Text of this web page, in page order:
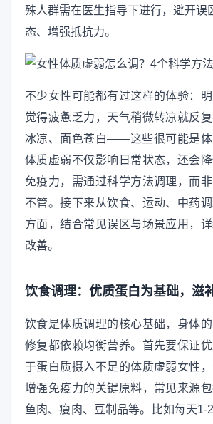
殊人群需在医生指导下进行，避开误
态、增强抵抗力。
不少女性可能都有过这样的体验：
觉得疲惫乏力，天气稍微转凉就反
冰凉、面色苍白——这些很可能是体
体质虚弱不仅影响日常状态，还会
免疫力，需通过科学方法调理，而
不管。接下来从饮食、运动、中药
方面，结合常见误区与场景应用，
改善。
饮食调理：优质蛋白为基础，滋
饮食是体质调理的核心基础，身体
修复都依赖均衡营养。首先要保证
于蛋白质摄入不足的体质虚弱女性，
增强免疫力的关键原料，常见来源包
鱼肉、瘦肉、豆制品等。比如每天1-